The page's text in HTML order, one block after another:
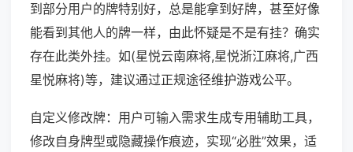
到部分用户的牌特别好，总是能拿到好牌，甚至好像
能看到其他人的牌一样，由此怀疑是不是有挂？确实
存在此类外挂。如(星悦云南麻将,星悦浙江麻将,广西
星悦麻将)等，建议通过正规途径维护游戏公平。
自定义修改牌：用户可输入需求生成专用辅助工具，
修改自身牌型或隐藏操作痕迹，实现“必胜”效果，适